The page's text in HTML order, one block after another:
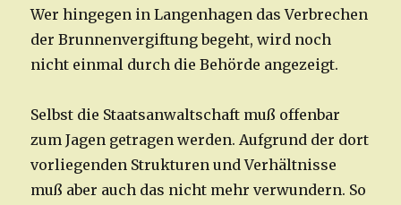
Wer hingegen in Langenhagen das Verbrechen
der Brunnenvergiftung begeht, wird noch
nicht einmal durch die Behörde angezeigt.
Selbst die Staatsanwaltschaft muß offenbar
zum Jagen getragen werden. Aufgrund der dort
vorliegenden Strukturen und Verhältnisse
muß aber auch das nicht mehr verwundern. So